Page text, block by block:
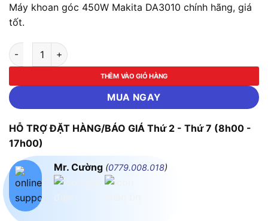
Máy khoan góc 450W Makita DA3010 chính hãng, giá
tốt.
Máy khoan góc 450W Makita DA3010 số lượng
THÊM VÀO GIỎ HÀNG
MUA NGAY
HỖ TRỢ ĐẶT HÀNG/BÁO GIÁ Thứ 2 - Thứ 7 (8h00 -
17h00)
Mr. Cường (0779.008.018)